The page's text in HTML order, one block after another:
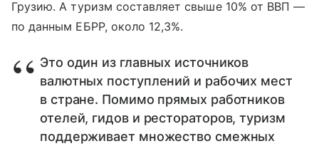
Грузию. А туризм составляет свыше 10% от ВВП —
по данным ЕБРР, около 12,3%.
Это один из главных источников
валютных поступлений и рабочих мест
в стране. Помимо прямых работников
отелей, гидов и рестораторов, туризм
поддерживает множество смежных